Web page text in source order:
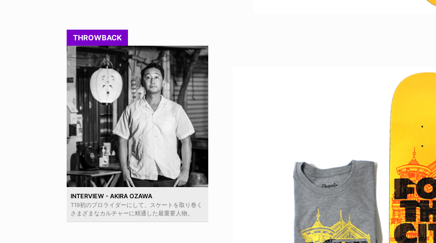
THROWBACK
INTERVIEW - AKIRA OZAWA
T19初のプロライダーにして、スケートを取り巻く
さまざまなカルチャーに精通した最重要人物。